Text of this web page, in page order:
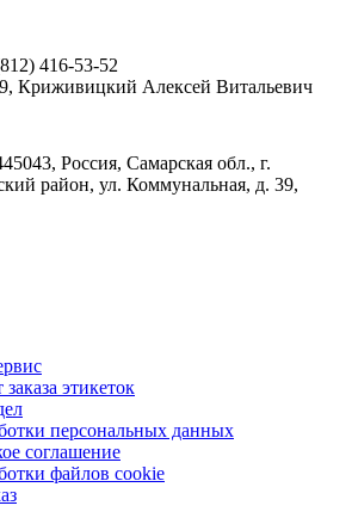
416-53-52
Криживицкий Алексей Витальевич
Россия, Самарская обл., г.
район, ул. Коммунальная, д. 39,
этикеток
персональных данных
соглашение
файлов cookie